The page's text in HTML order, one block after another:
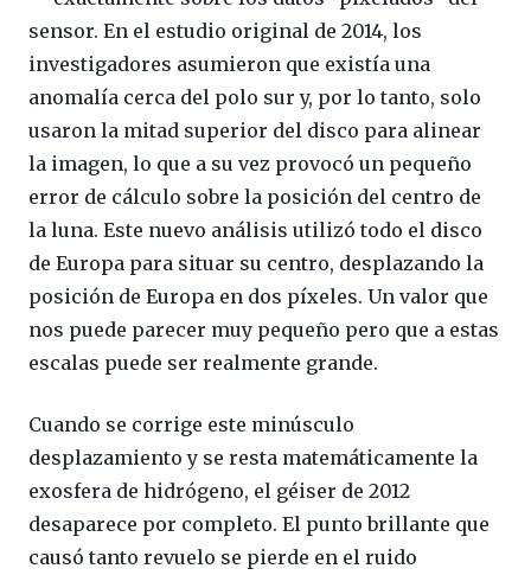
sensor. En el estudio original de 2014, los
investigadores asumieron que existía una
anomalía cerca del polo sur y, por lo tanto, solo
usaron la mitad superior del disco para alinear
la imagen, lo que a su vez provocó un pequeño
error de cálculo sobre la posición del centro de
la luna. Este nuevo análisis utilizó todo el disco
de Europa para situar su centro, desplazando la
posición de Europa en dos píxeles. Un valor que
nos puede parecer muy pequeño pero que a estas
escalas puede ser realmente grande.
Cuando se corrige este minúsculo
desplazamiento y se resta matemáticamente la
exosfera de hidrógeno, el géiser de 2012
desaparece por completo. El punto brillante que
causó tanto revuelo se pierde en el ruido